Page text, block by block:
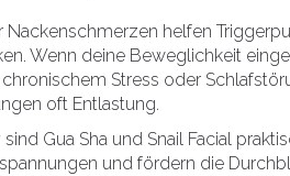
helfen
Wenn deine Beweglichkeit
Stress oder
oft Entlastung.
Gua Sha und Snail Facial
und fördern die